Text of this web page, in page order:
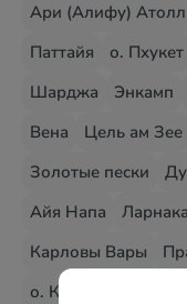
Ари (Алифу) Атолл
Паттайя
о. Пхукет
Шарджа
Энкамп
Вена
Цель ам Зее
Золотые пески
Айя Напа
Ларнака
Карловы Вары
о. Крит – Ираклион